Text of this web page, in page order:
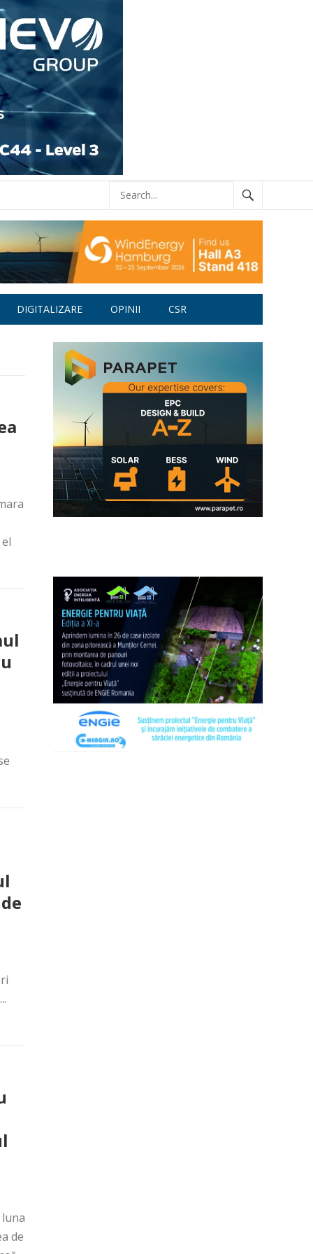
DIGITALIZARE OPINII CSR
de